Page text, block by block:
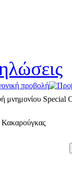
μνημονίου Special